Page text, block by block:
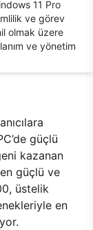
11 Pro
ve görev
olmak üzere
ve yönetim
güçlü
kazanan
güçlü ve
üstelik
en